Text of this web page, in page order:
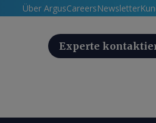
Über ArgusCareersNewsletter
Experte